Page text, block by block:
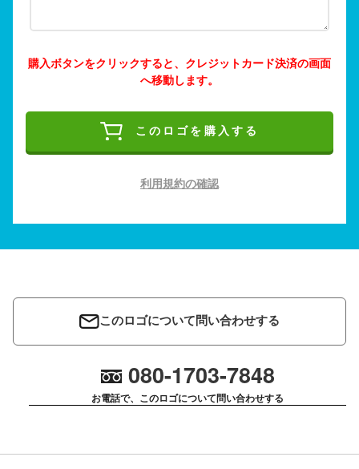
購入ボタンをクリックすると、クレジットカード決済の画面
へ移動します。
このロゴを購入する
利用規約の確認
このロゴについて問い合わせする
080-1703-7848
お電話で、このロゴについて問い合わせする